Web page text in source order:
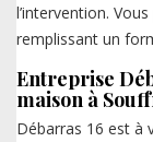
l’intervention.
remplissant un
Entreprise
maison à
Débarras 16 est à